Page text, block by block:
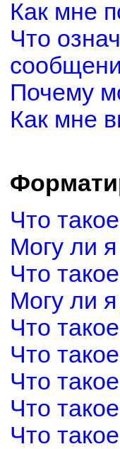
Как мне
Что
Почему
Как мне
Что
Могу ли
Что
Могу ли
Что
Что
Что
Что
Что